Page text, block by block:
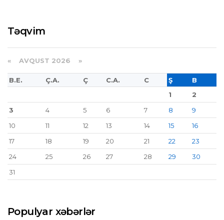
Təqvim
« AVQUST 2026 »
B.E. Ç.A. Ç C.A. C Ş
B
1
2
3
4 5 6 7 8
9
10
11 12 13 14 15
16
17
18 19 20 21 22
23
24
25 26 27 28 29
30
31
Populyar xəbərlər